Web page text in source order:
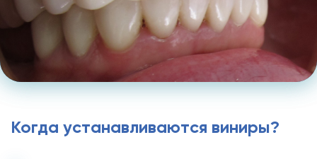
Когда устанавливаются виниры?